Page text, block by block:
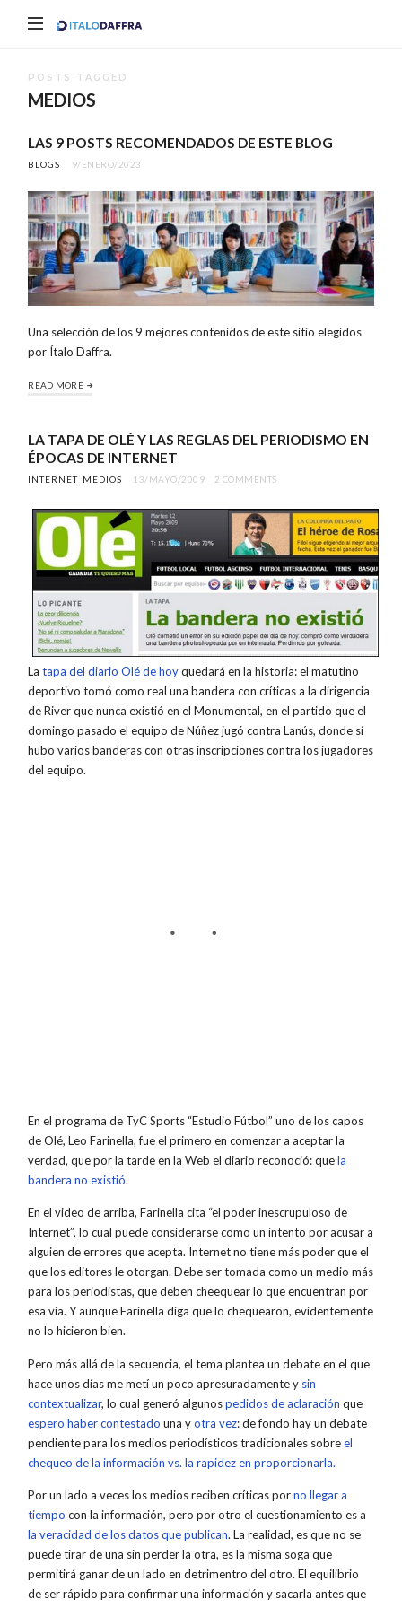
Italo
POSTS TAGGED
MEDIOS
LAS 9 POSTS RECOMENDADOS DE ESTE BLOG
BLOGS 9/ENERO/2023
Una selección de los 9 mejores contenidos de este sitio elegidos
por Ítalo Daffra.
READ MORE
LA TAPA DE OLÉ Y LAS REGLAS DEL PERIODISMO EN
ÉPOCAS DE INTERNET
INTERNET MEDIOS 13/MAYO/2009 2 COMMENTS
Latapa del diario Olé de hoyquedará en la historia: el matutino
deportivo tomó como real una bandera con críticas a la dirigencia
de River que nunca existió en el Monumental, en el partido que el
domingo pasado el equipo de Núñez jugó contra Lanús, donde sí
hubo varios banderas con otras inscripciones contra los jugadores
del equipo.
En el programa de TyC Sports “Estudio Fútbol” uno de los capos
de Olé, Leo Farinella, fue el primero en comenzar a aceptar la
verdad, que por la tarde en la Web el diario reconoció: quela
bandera no existió.
En el video de arriba, Farinella cita “el poder inescrupuloso de
Internet”, lo cual puede considerarse como un intento por acusar a
alguien de errores que acepta. Internet no tiene más poder que el
que los editores le otorgan. Debe ser tomada como un medio más
para los periodistas, que deben cheequear lo que encuentran por
esa vía. Y aunque Farinella diga que lo chequearon, evidentemente
no lo hicieron bien.
Pero más allá de la secuencia, el tema plantea un debate en el que
hace unos días me metí un poco apresuradamente y sin
contextualizar, lo cual generó algunospedidos de aclaración que
espero haber contestado una yotra vez: de fondo hay un debate
pendiente para los medios periodísticos tradicionales sobreel
chequeo de la información vs. la rapidez en proporcionarla.
Por un lado a veces los medios reciben críticas porno llegar a
tiempo con la información, pero por otro el cuestionamiento es a
la veracidad de los datos que publican. La realidad, es que no se
puede tirar de una sin perder la otra, es la misma soga que
permitirá ganar de un lado en detrimentro del otro. El equilibrio
de ser rápido para confirmar una información y sacarla antes que